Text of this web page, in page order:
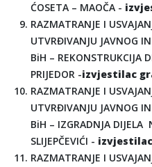
ĆOSETA – MAOČA -
RAZMATRANJE I
UTVRĐIVANJU JAVNOG
BiH – REKONSTRUKCIJA
PRIJEDOR -izvjestilac
RAZMATRANJE I
UTVRĐIVANJU JAVNOG
BiH – IZGRADNJA DIJELA
SLIJEPČEVIĆI -
RAZMATRANJE I